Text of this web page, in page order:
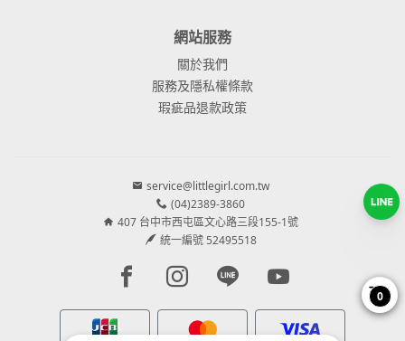
網站服務
關於我們
服務及隱私權條款
瑕疵品退款政策
service@littlegirl.com.tw
(04)2389-3860
407 台中市西屯區文心路三段155-1號
統一編號 52495518
Facebook page
Instagram page
Line pageYoutube page
0